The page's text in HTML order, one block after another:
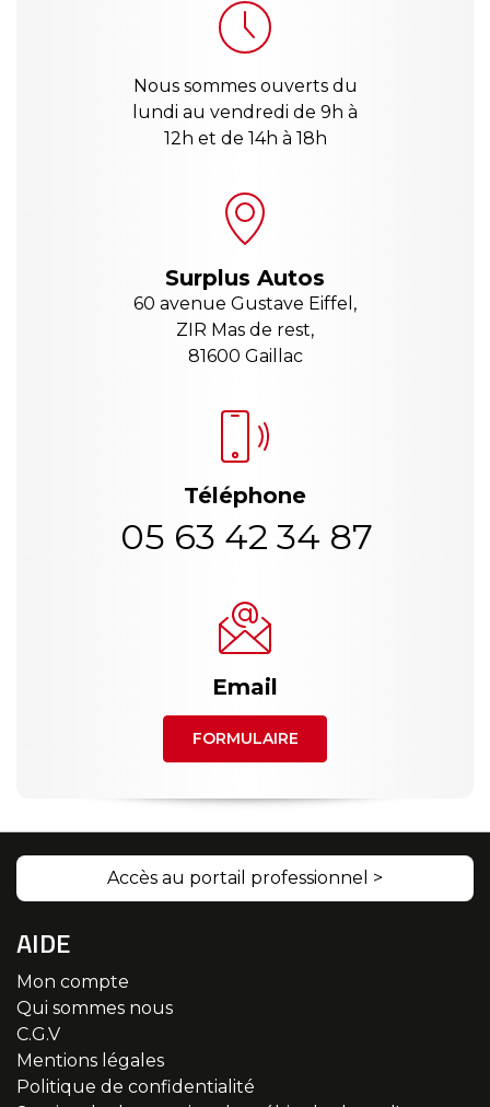
Nous sommes ouverts du
lundi au vendredi de 9h à
12h et de 14h à 18h
Surplus Autos
60 avenue Gustave Eiffel,
ZIR Mas de rest,
81600 Gaillac
Téléphone
05 63 42 34 87
Email
FORMULAIRE
Accès au portail professionnel >
AIDE
Mon compte
Qui sommes nous
C.G.V
Mentions légales
Politique de confidentialité